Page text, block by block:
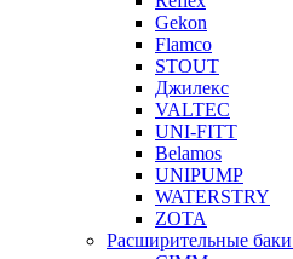
Gekon
Flamco
STOUT
Джилекс
VALTEC
UNI-FITT
Belamos
UNIPUMP
WATERSTRY
ZOTA
Расширительные баки